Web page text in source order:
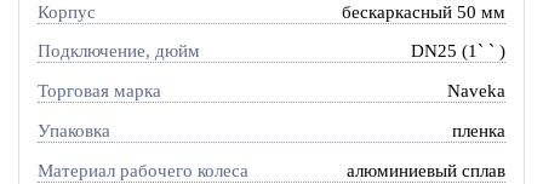
Корпус бескаркасный 50 мм
Подключение, дюйм DN25 (1` ` )
Торговая марка Naveka
Упаковка пленка
Материал рабочего колеса алюминиевый сплав